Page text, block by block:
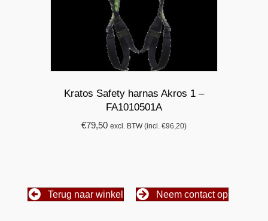
Kratos Safety harnas Akros 1 –
FA1010501A
€79,50 excl. BTW (incl. €96,20)
Terug naar winkel Neem contact op